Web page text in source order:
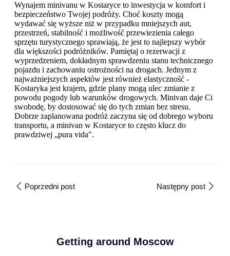
Wynajem minivanu w Kostaryce to inwestycja w komfort i
bezpieczeństwo Twojej podróży. Choć koszty mogą
wydawać się wyższe niż w przypadku mniejszych aut,
przestrzeń, stabilność i możliwość przewiezienia całego
sprzętu turystycznego sprawiają, że jest to najlepszy wybór
dla większości podróżników. Pamiętaj o rezerwacji z
wyprzedzeniem, dokładnym sprawdzeniu stanu technicznego
pojazdu i zachowaniu ostrożności na drogach. Jednym z
najważniejszych aspektów jest również elastyczność -
Kostaryka jest krajem, gdzie plany mogą ulec zmianie z
powodu pogody lub warunków drogowych. Minivan daje Ci
swobodę, by dostosować się do tych zmian bez stresu.
Dobrze zaplanowana podróż zaczyna się od dobrego wyboru
transportu, a minivan w Kostaryce to często klucz do
prawdziwej „pura vida".
Poprzedni post Następny post
Getting around Moscow